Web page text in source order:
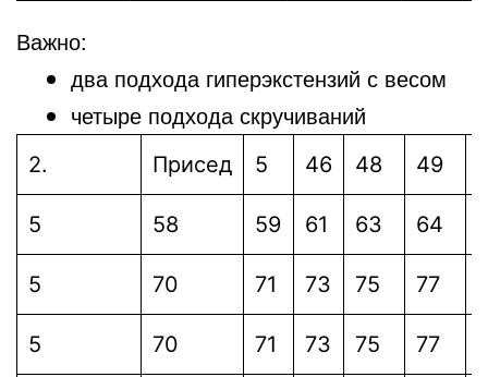
Важно:
два подхода гиперэкстензий с весом
четыре подхода скручиваний
2. Присед 5 46 48 49
5 58 59 61 63 64
5 70 71 73 75 77
5 70 71 73 75 77